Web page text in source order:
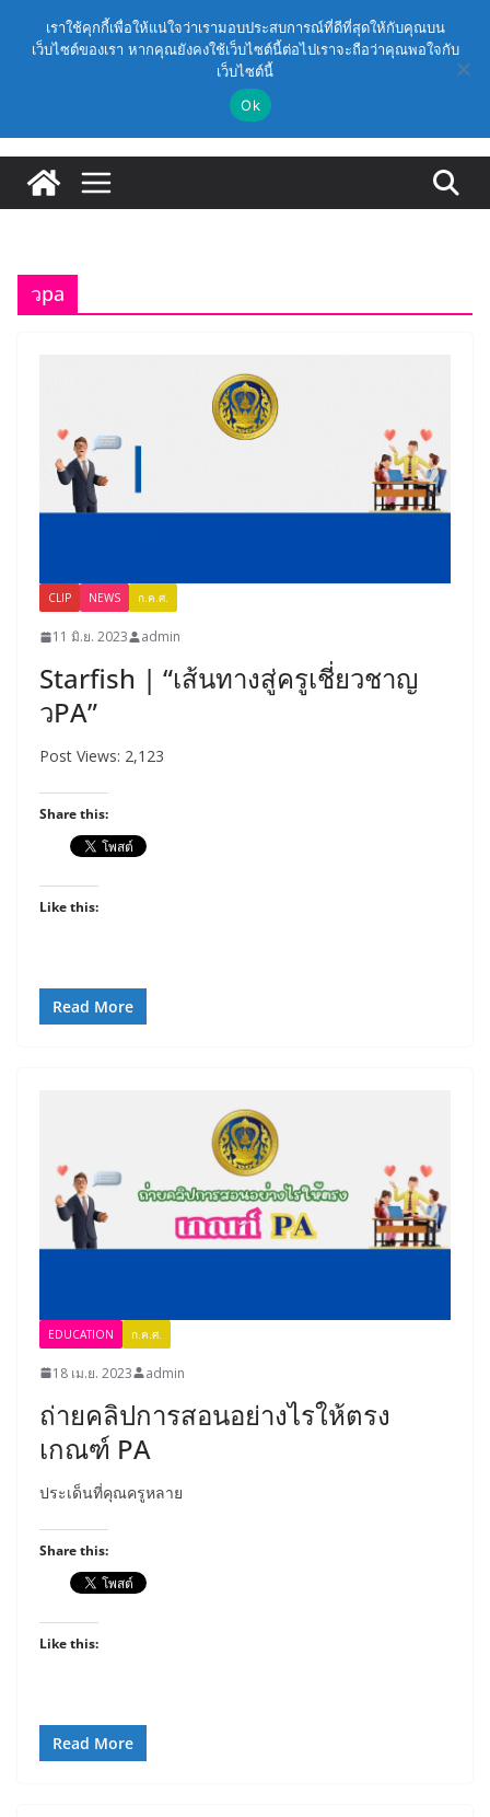
วันเสาร์, สิงหาคม 8, 2026
Latest: ก.ค.ศ. | ว 12/2568 หลักเกณฑ์และวิธีการคัดเลือกบุคคล
เพื่อบรรจุและแต่งตั้งให้ดำรงตำแหน่งรองผู้อำนวยการ
สถานศึกษาและผู้อำนวยการสถานศึกษา สังกัดกระทรวง
และเลื่อนเป็นวิทยฐานะเชี่ยวชาญ (ครั้งที่ 9/2569)
(สพฐ.) โมดูลที่ 1 : การประกันคุณภาพภายในสถานศึกษา
และการประยุกต์ใช้ปัญญาประดิษฐ์ (AI)
เพื่อบรรจุและแต่งตั้งให้ดำรงตำแหน่งรองผู้อำนวยการ
วpa
CLIP NEWS ก.ค.ศ.
11 มิ.ย. 2023 admin
Starfish | “เส้นทางสู่ครูเชี่ยวชาญ
วPA”
Post Views: 2,123
Share this:
Like this:
Read More
EDUCATION ก.ค.ศ.
18 เม.ย. 2023 admin
ถ่ายคลิปการสอนอย่างไรให้ตรง
เกณฑ์ PA
ประเด็นที่คุณครูหลาย
Share this:
Like this:
Read More
เราใช้คุกกี้เพื่อให้แน่ใจว่าเรามอบประสบการณ์ที่ดีที่สุดให้กับคุณบน
เว็บไซต์ของเรา หากคุณยังคงใช้เว็บไซต์นี้ต่อไปเราจะถือว่าคุณพอใจกับ
เว็บไซต์นี้
Ok